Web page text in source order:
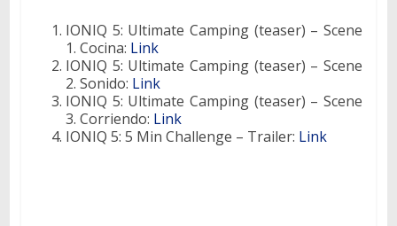
IONIQ 5: Ultimate Camping (teaser) – Scene
1. Cocina: Link
IONIQ 5: Ultimate Camping (teaser) – Scene
2. Sonido: Link
IONIQ 5: Ultimate Camping (teaser) – Scene
3. Corriendo: Link
IONIQ 5: 5 Min Challenge – Trailer: Link